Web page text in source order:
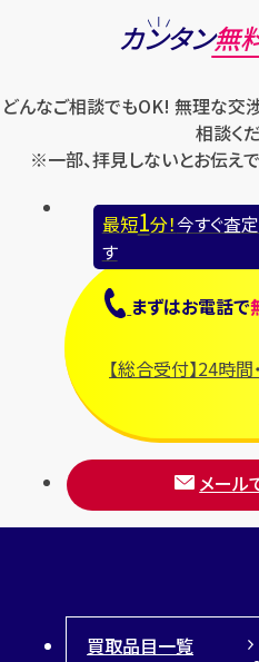
スウォッチ
ゼニス
セリーヌ
カンタン無
どんなご相談でもOK! 無理な交
相談く
※一部、拝見しないとお伝え
最短1分！今すぐ査
す
まずはお電話で
【総合受付】24時
メール
買取品目一覧